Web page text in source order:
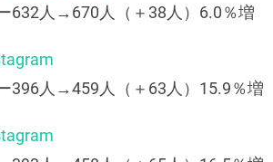
632人→670人（＋38人）6.0％増
396人→459人（＋63人）15.9％増